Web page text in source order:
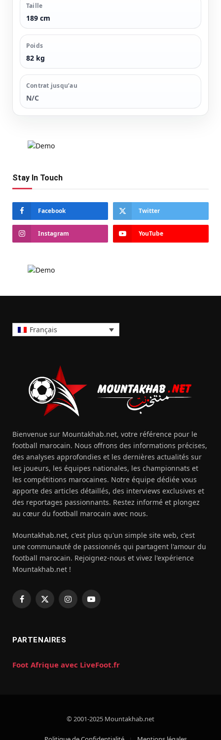
Taille
189 cm
Poids
82 kg
Contrat jusqu’au
N/C
Stay In Touch
Facebook Twitter
Instagram YouTube
Français
Bienvenue sur Mountakhab.net, votre référence pour le
football marocain. Nous offrons des informations précises,
des analyses approfondies et les dernières actualités sur
les joueurs, les équipes nationales, les championnats et
les compétitions marocaines. Notre équipe dédiée vous
apporte des articles détaillés, des interviews exclusives et
des reportages passionnants. Restez informé et plongez
au cœur du football marocain avec nous.
Mountakhab.net, c'est plus qu'un simple site web, c'est
une communauté de passionnés qui partagent l'amour du
football marocain. Rejoignez-nous et vivez l'expérience
Mountakhab.net !
Facebook
X
InstagramYouTube
PARTENAIRES
Foot Afrique avec LiveFoot.fr
© 2001-2025 Mountakhab.net